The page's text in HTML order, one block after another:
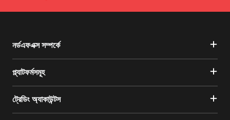
নর্ডএফএক্স সম্পর্কে
প্ল্যাটফর্মসমূহ
ট্রেডিং অ্যাকাউন্টস